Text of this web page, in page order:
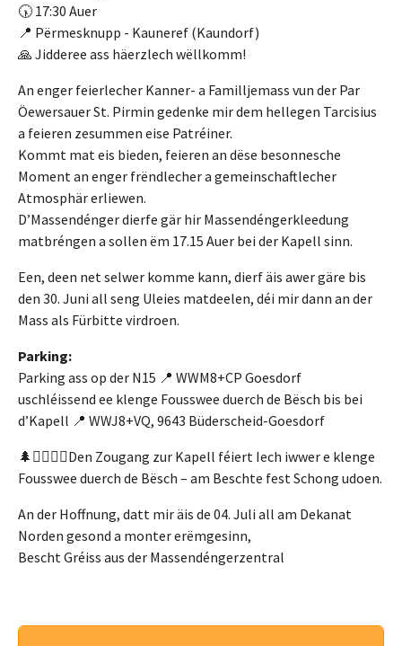
🕠 17:30 Auer
📍 Përmesknupp - Kauneref (Kaundorf)
🙏 Jidderee ass häerzlech wëllkomm!
An enger feierlecher Kanner- a Familljemass vun der Par
Öewersauer St. Pirmin gedenke mir dem hellegen Tarcisius
a feieren zesummen eise Patréiner.
Kommt mat eis bieden, feieren an dëse besonnesche
Moment an enger frëndlecher a gemeinschaftlecher
Atmosphär erliewen.
D’Massendénger dierfe gär hir Massendéngerkleedung
matbréngen a sollen ëm 17.15 Auer bei der Kapell sinn.
Een, deen net selwer komme kann, dierf äis awer gäre bis
den 30. Juni all seng Uleies matdeelen, déi mir dann an der
Mass als Fürbitte virdroen.
Parking:
Parking ass op der N15 📍 WWM8+CP Goesdorf
uschléissend ee klenge Fousswee duerch de Bësch bis bei
d’Kapell 📍 WWJ8+VQ, 9643 Büderscheid-Goesdorf
🌲🚶‍♀️🚶‍♂️Den Zougang zur Kapell féiert Iech iwwer e klenge
Fousswee duerch de Bësch – am Beschte fest Schong udoen.
An der Hoffnung, datt mir äis de 04. Juli all am Dekanat
Norden gesond a monter erëmgesinn,
Bescht Gréiss aus der Massendéngerzentral